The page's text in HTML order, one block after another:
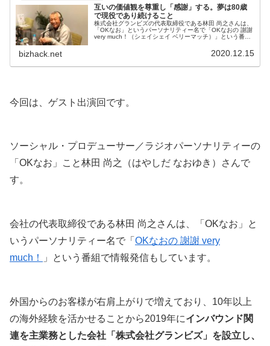
互いの価値観を尊重し「感謝」する。夢は80歳
で現役であり続けること
株式会社グランビズの代表取締役である林田 尚之さんは、
「OKなお」というパーソナリティー名で「OKなおの 謝謝
very much！（シェイシェイ ベリーマッチ）」という番組
ないから、互いに「認め・感謝する」ことで、相手も自分
の人生も楽しくなりますよ！と「OKなお」さんは、力強く
bizhack.net 2020.12.15
今回は、ゲスト出演回です。
ソーシャル・プロデューサー／ラジオパーソナリティーの
「OKなお」こと林田 尚之（はやしだ なおゆき）さんで
す。
会社の代表取締役である林田 尚之さんは、「OKなお」と
いうパーソナリティー名で「 OKなおの 謝謝 very
much！
」という番組で情報発信もしています。
外国からのお客様が右肩上がりで増えており、10年以上
の海外経験を活かせることから2019年にインバウンド関
連を主業務とした会社「株式会社グランビズ」を設立し、